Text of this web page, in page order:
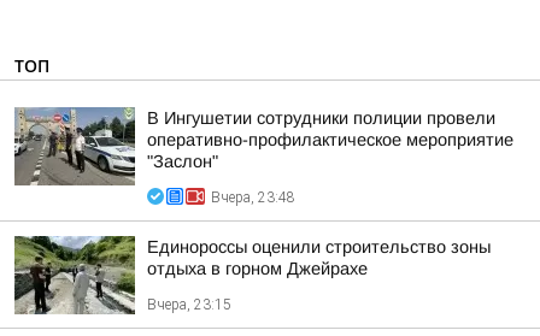
ТОП
В Ингушетии сотрудники полиции провели
оперативно-профилактическое мероприятие
"Заслон"
Вчера, 23:48
Единороссы оценили строительство зоны
отдыха в горном Джейрахе
Вчера, 23:15